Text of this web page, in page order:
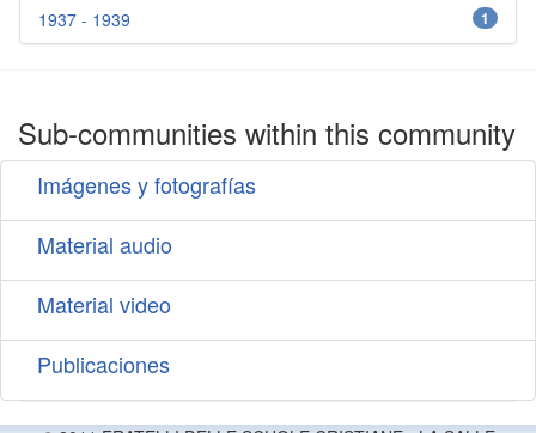
1
1937 - 1939
Sub-communities within this community
Imágenes y fotografías
Material audio
Material video
Publicaciones